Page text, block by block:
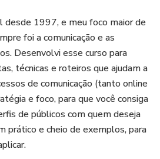
desde 1997, e meu foco maior de
foi a comunicação e as
Desenvolvi esse curso para
técnicas e roteiros que ajudam a
de comunicação (tanto online
e foco, para que você consiga
de públicos com quem deseja
prático e cheio de exemplos, para